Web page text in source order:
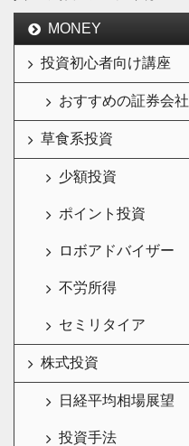
MONEY
投資初心者向け講座
おすすめの証券会社
草食系投資
少額投資
ポイント投資
ロボアドバイザー
不労所得
セミリタイア
株式投資
日経平均相場展望
投資手法